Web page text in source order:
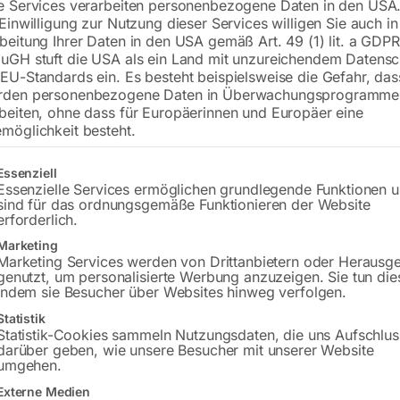
inkl. MwSt. zzgl.Versandkosten
Lieferzeit:ca. 2 - 3 Tage
Versandkosten Standard (Österreich):€
Bitte beachten Sie: Die Versandkosten
In den
Sie haben
Gerne
Anfrageformular
Services verarbeiten personenbezogene Daten in den
zur Nutzung dieser Services willigen Sie auch
Ihrer Daten in den USA gemäß Art. 49 (1) lit. a
stuft die USA als ein Land mit unzureichendem
Standards ein. Es besteht beispielsweise die Gefahr,
personenbezogene Daten in
ohne dass für Europäerinnen und Europäer eine
besteht.
eine Liste der Service-Gruppen, für die eine Einwilligung erteilt
Services ermöglichen grundlegende Funktionen
für das ordnungsgemäße Funktionieren der Website
Services werden von Drittanbietern oder
um personalisierte Werbung anzuzeigen. Sie tun
sie Besucher über Websites hinweg verfolgen.
Cookies sammeln Nutzungsdaten, die uns
geben, wie unsere Besucher mit unserer Website
Medien